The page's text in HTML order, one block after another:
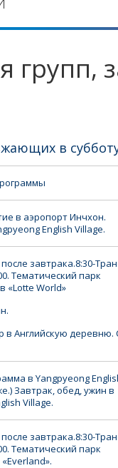
групп,
в
в аэропорт Инчхон.
English Village.
завтрака.8:30-
Тематический парк
«Lotte World»
в Английскую деревню.
в Yangpyeong
Завтрак, обед, ужин в
Village.
завтрака.8:30-
Тематический парк